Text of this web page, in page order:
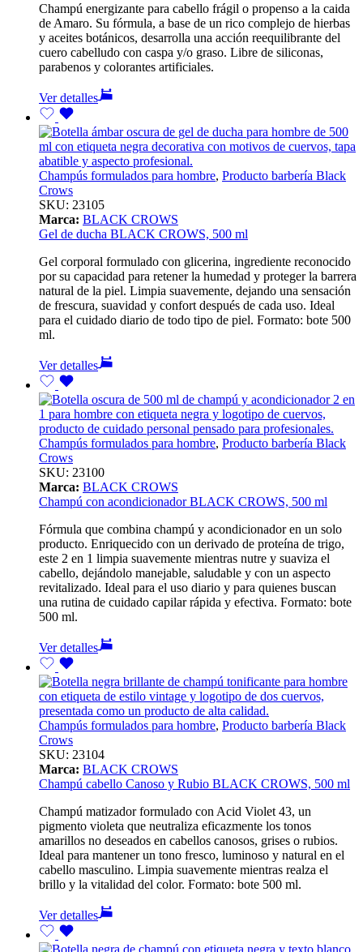
Champú energizante para cabello frágil o propenso a la caida
de Amaro. Su fórmula, a base de un rico complejo de hierbas
y aceites botánicos, desarrolla una acción reequilibrante del
cuero cabelludo con caspa y/o graso. Libre de siliconas,
parabenos y colorantes artificiales.
Ver detalles
Champús formulados para hombre, Producto barbería Black
Crows
SKU: 23105
Marca: BLACK CROWS
Gel de ducha BLACK CROWS, 500 ml
Gel corporal formulado con glicerina, ingrediente reconocido
por su capacidad para retener la humedad y proteger la barrera
natural de la piel. Limpia suavemente, dejando una sensación
de frescura, suavidad y confort después de cada uso. Ideal
para el cuidado diario de todo tipo de piel. Formato: bote 500
ml.
Ver detalles
Champús formulados para hombre, Producto barbería Black
Crows
SKU: 23100
Marca: BLACK CROWS
Champú con acondicionador BLACK CROWS, 500 ml
Fórmula que combina champú y acondicionador en un solo
producto. Enriquecido con un derivado de proteína de trigo,
este 2 en 1 limpia suavemente mientras nutre y suaviza el
cabello, dejándolo manejable, saludable y con un aspecto
revitalizado. Ideal para el uso diario y para quienes buscan
una rutina de cuidado capilar rápida y efectiva. Formato: bote
500 ml.
Ver detalles
Champús formulados para hombre, Producto barbería Black
Crows
SKU: 23104
Marca: BLACK CROWS
Champú cabello Canoso y Rubio BLACK CROWS, 500 ml
Champú matizador formulado con Acid Violet 43, un
pigmento violeta que neutraliza eficazmente los tonos
amarillos no deseados en cabellos canosos, grises o rubios.
Ideal para mantener un tono fresco, luminoso y natural en el
cabello masculino. Limpia suavemente mientras realza el
brillo y la vitalidad del color. Formato: bote 500 ml.
Ver detalles